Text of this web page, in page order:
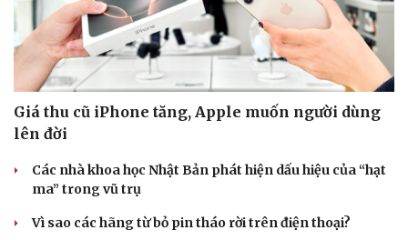
Giá thu cũ iPhone tăng, Apple muốn người dùng
lên đời
Các nhà khoa học Nhật Bản phát hiện dấu hiệu của “hạt
ma” trong vũ trụ
Vì sao các hãng từ bỏ pin tháo rời trên điện thoại?